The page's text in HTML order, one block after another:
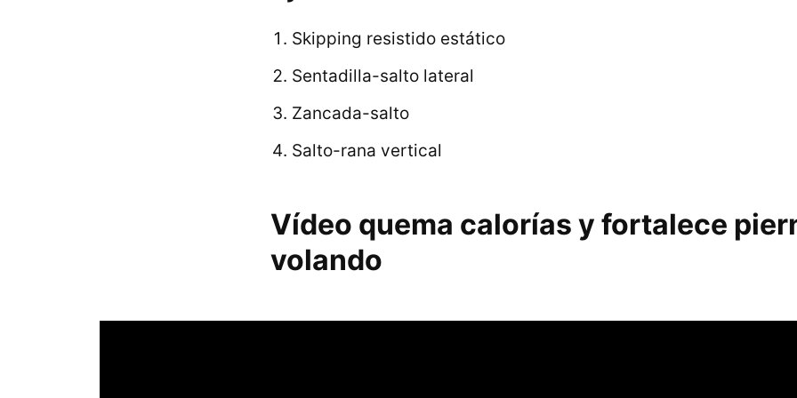
Skipping resistido estático
Sentadilla-salto lateral
Zancada-salto
Salto-rana vertical
Vídeo quema calorías y fortalece
volando